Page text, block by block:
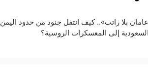
بلا راتب».. كيف انتقل جنود من حدود اليمن
إلى المعسكرات الروسية؟